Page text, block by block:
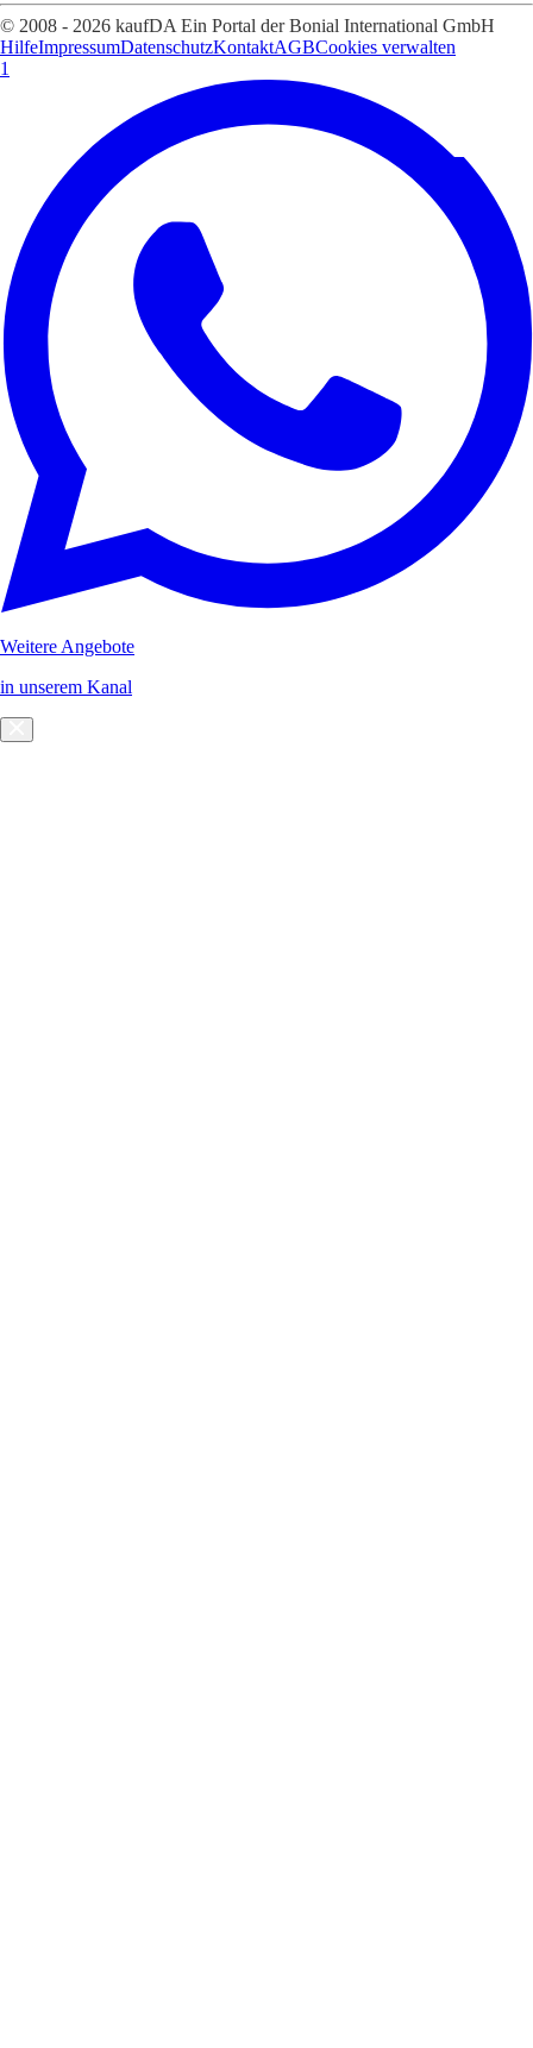
© 2008 - 2026 kaufDA Ein Portal der Bonial International GmbH
HilfeImpressumDatenschutzKontaktAGBCookies verwalten
1
Weitere Angebote
in unserem Kanal